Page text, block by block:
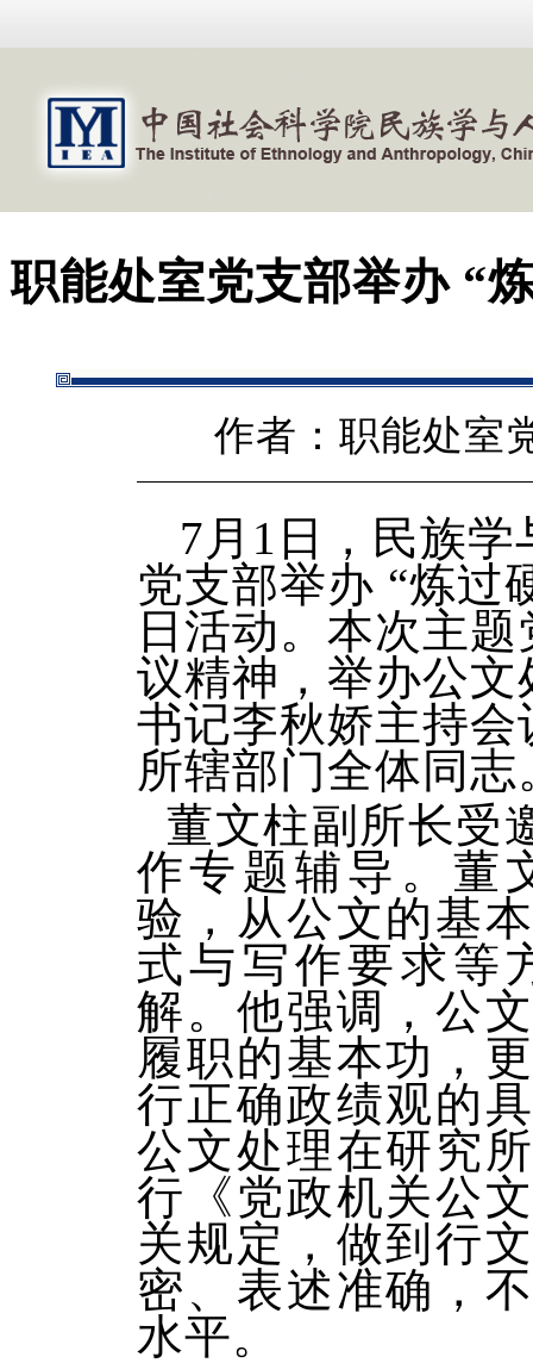
职能处室党支部举办 “
作者：职能处室
7月1日，民族
党支部举办 “炼过
日活动。本次主
议精神，举办公
书记李秋娇主持
所辖部门全体同志
董文柱副所长受
作专题辅导。董
验，从公文的基
式与写作要求等
解。他强调，公
履职的基本功，
行正确政绩观的
公文处理在研究
行《党政机关公
关规定，做到行
密、表述准确 ，
水平。